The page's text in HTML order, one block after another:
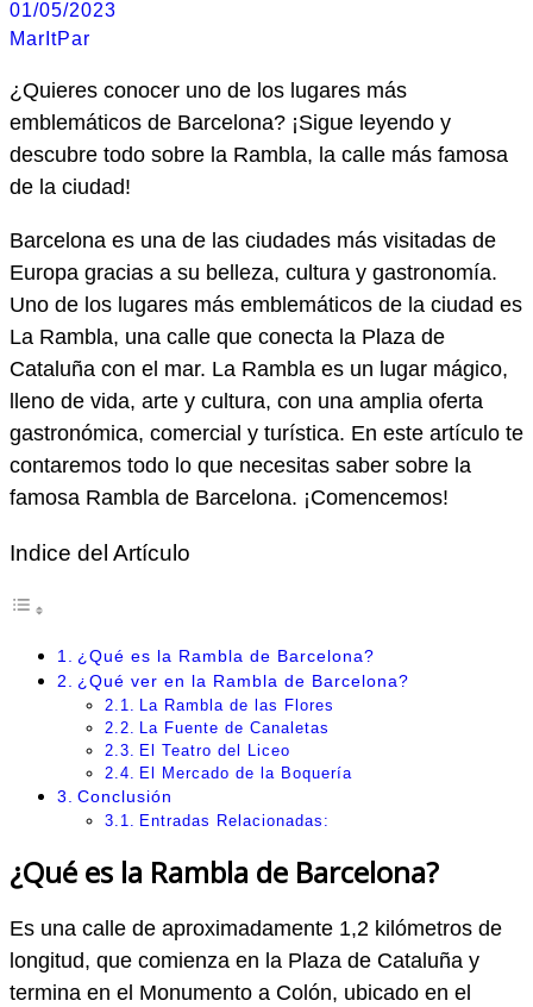
01/05/2023
MarItPar
¿Quieres conocer uno de los lugares más
emblemáticos de Barcelona? ¡Sigue leyendo y
descubre todo sobre la Rambla, la calle más famosa
de la ciudad!
Barcelona es una de las ciudades más visitadas de
Europa gracias a su belleza, cultura y gastronomía.
Uno de los lugares más emblemáticos de la ciudad es
La Rambla, una calle que conecta la Plaza de
Cataluña con el mar. La Rambla es un lugar mágico,
lleno de vida, arte y cultura, con una amplia oferta
gastronómica, comercial y turística. En este artículo te
contaremos todo lo que necesitas saber sobre la
famosa Rambla de Barcelona. ¡Comencemos!
Indice del Artículo
¿Qué es la Rambla de Barcelona?
¿Qué ver en la Rambla de Barcelona?
La Rambla de las Flores
La Fuente de Canaletas
El Teatro del Liceo
El Mercado de la Boquería
Conclusión
Entradas Relacionadas:
¿Qué es la Rambla de Barcelona?
Es una calle de aproximadamente 1,2 kilómetros de
longitud, que comienza en la Plaza de Cataluña y
termina en el Monumento a Colón, ubicado en el